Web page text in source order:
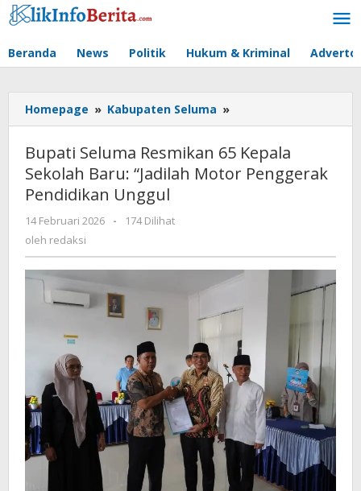
Lewati
ke
Beranda News Politik Hukum & Kriminal
Homepage » Kabupaten Seluma »
Seluma
65
Kepala
Penggerak
Pendidikan
Unggul
Bupati Seluma Resmikan 65 Kepala
Sekolah Baru: “Jadilah Motor Penggerak
Pendidikan Unggul
14 Februari 2026
oleh
-
174 Dilihat
oleh redaksi